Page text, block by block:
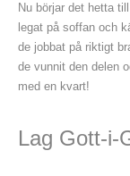
Nu börjar det hetta
legat på soffan och
de jobbat på riktigt
de vunnit den delen
med en kvart!
Lag Gott-i-